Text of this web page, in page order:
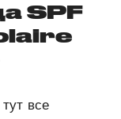
SPF
все